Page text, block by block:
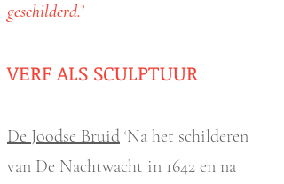
geschilderd.’
VERF ALS SCULPTUUR
De Joodse Bruid ‘Na het schilderen
van De Nachtwacht in 1642 en na